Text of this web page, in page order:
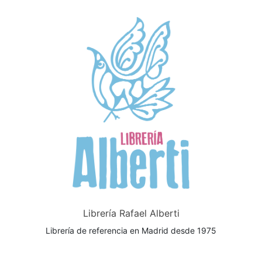
Librería Rafael Alberti
Librería de referencia en Madrid desde 1975